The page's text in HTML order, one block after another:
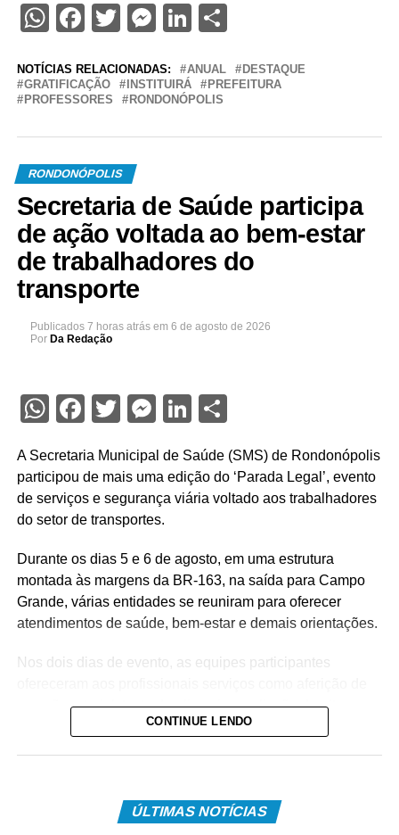
WhatsApp
Facebook
Twitter
Messenger
LinkedIn
Share
NOTÍCIAS RELACIONADAS: ANUAL
DESTAQUE
GRATIFICAÇÃO
INSTITUIRÁ
PREFEITURA
PROFESSORES
RONDONÓPOLIS
RONDONÓPOLIS
Secretaria de Saúde participa
de ação voltada ao bem-estar
de trabalhadores do
transporte
Publicados 7 horas atrás em 6 de agosto de 2026
Por Da Redação
WhatsApp
Facebook
Twitter
Messenger
LinkedIn
Share
A Secretaria Municipal de Saúde (SMS) de Rondonópolis
participou de mais uma edição do ‘Parada Legal’, evento
de serviços e segurança viária voltado aos trabalhadores
do setor de transportes.
Durante os dias 5 e 6 de agosto, em uma estrutura
montada às margens da BR-163, na saída para Campo
Grande, várias entidades se reuniram para oferecer
atendimentos de saúde, bem-estar e demais orientações.
Nos dois dias de evento, as equipes participantes
pressão arterial, teste de glicemia, avaliação de altura,
peso e Índice de Massa Corporal (IMC), vacinação e
Além disso, também foi oferecido apoio emocional,
CONTINUE LENDO
ÚLTIMAS NOTÍCIAS